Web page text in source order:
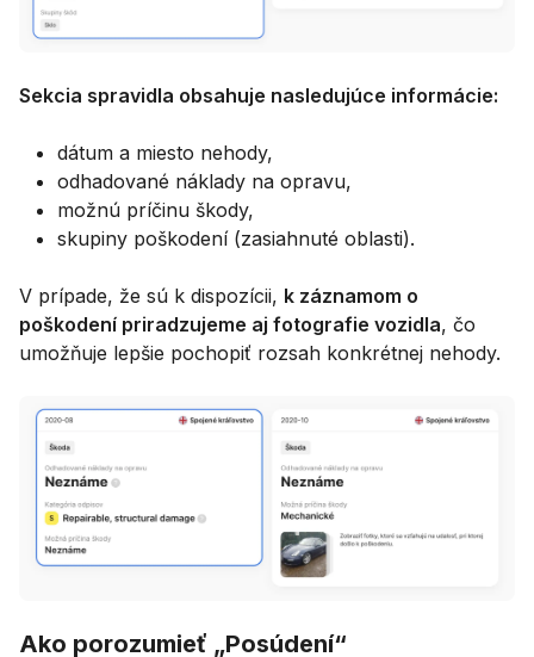
Sekcia spravidla obsahuje nasledujúce informácie:
dátum a miesto nehody,
odhadované náklady na opravu,
možnú príčinu škody,
skupiny poškodení (zasiahnuté oblasti).
V prípade, že sú k dispozícii, k záznamom o
poškodení priradzujeme aj fotografie vozidla, čo
umožňuje lepšie pochopiť rozsah konkrétnej nehody.
Ako porozumieť „Posúdení“